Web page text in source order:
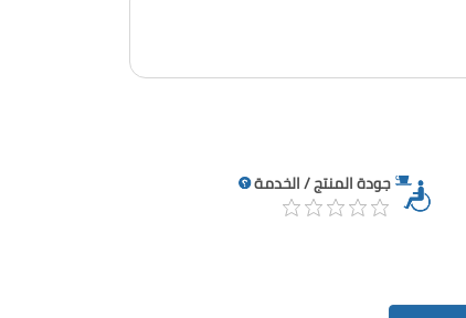
جودة المنتج / الخدمة